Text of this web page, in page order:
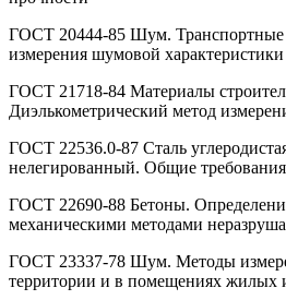
ГОСТ 20444-85 Шум.
измерения шумовой характеристики
ГОСТ 21718-84 Материалы
Диэлькометрический метод
ГОСТ 22536.0-87 Сталь
нелегированный. Общие
ГОСТ 22690-88 Бетоны.
механическими методами
ГОСТ 23337-78 Шум. Методы
территории и в помещениях жилых